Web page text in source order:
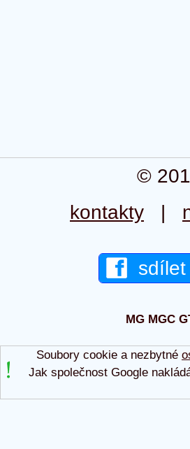
©
kontakty |
sdílet
MG MGC
Soubory cookie a nezbytné
Jak společnost Google